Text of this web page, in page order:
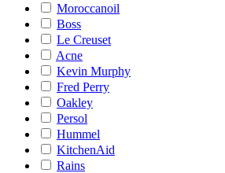
Moroccanoil
Boss
Le Creuset
Acne
Kevin Murphy
Fred Perry
Oakley
Persol
Hummel
KitchenAid
Rains